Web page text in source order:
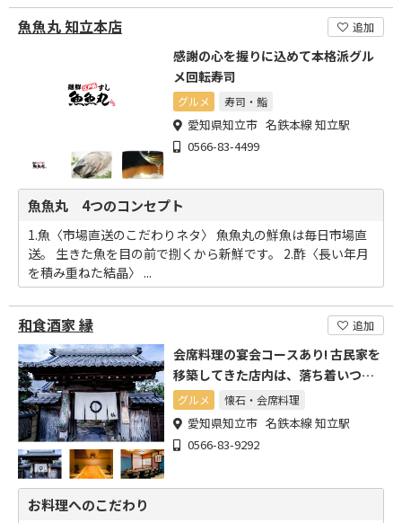
魚魚丸 知立本店 追加
感謝の心を握りに込めて本格派グル
メ回転寿司
グルメ 寿司・鮨
愛知県知立市 名鉄本線 知立駅
0566-83-4499
魚魚丸 4つのコンセプト
1.魚〈市場直送のこだわりネタ〉 魚魚丸の鮮魚は毎日市場直
送。 生きた魚を目の前で捌くから新鮮です。 2.酢〈長い年月
を積み重ねた結晶〉 ...
和食酒家 縁 追加
会席料理の宴会コースあり! 古民家を
移築してきた店内は、落ち着いつい
た空間
グルメ 懐石・会席料理
愛知県知立市 名鉄本線 知立駅
0566-83-9292
お料理へのこだわり